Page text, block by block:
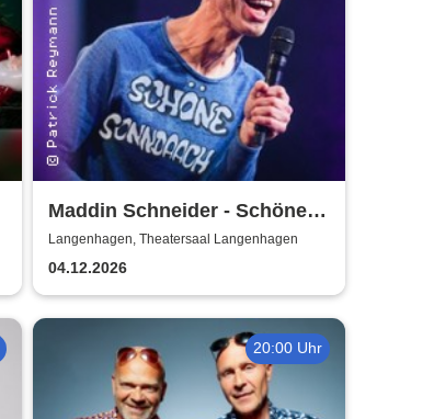
Maddin Schneider - Schöne
Sonndaach
Langenhagen, Theatersaal Langenhagen
04.12.2026
20:00 Uhr